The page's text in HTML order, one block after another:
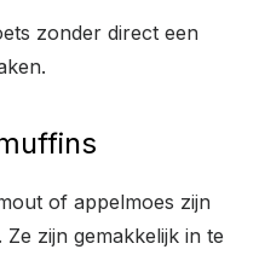
zonder direct een
of appelmoes zijn
zijn gemakkelijk in te